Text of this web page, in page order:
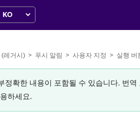
(레거시) > 푸시 알림 > 사용자 지정 > 실행 버
정확한 내용이 포함될 수 있습니다. 번
하세요.